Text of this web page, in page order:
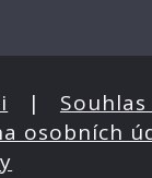
| Souhlas
osobních